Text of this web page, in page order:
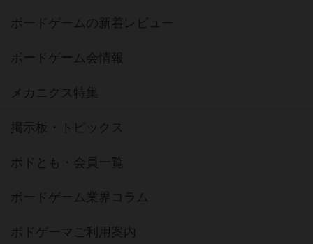
ボードゲームの新着レビュー
ボードゲーム会情報
メカニクス特集
掲示板・トピックス
ボドとも・会員一覧
ボードゲーム業界コラム
ボドゲーマご利用案内